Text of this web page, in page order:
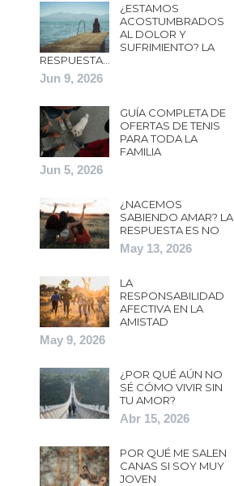
¿ESTAMOS
ACOSTUMBRADOS
AL DOLOR Y
SUFRIMIENTO? LA
RESPUESTA…
Jun 9, 2026
GUÍA COMPLETA DE
OFERTAS DE TENIS
PARA TODA LA
FAMILIA
Jun 5, 2026
¿NACEMOS
SABIENDO AMAR? LA
RESPUESTA ES NO
May 13, 2026
LA
RESPONSABILIDAD
AFECTIVA EN LA
AMISTAD
May 9, 2026
¿POR QUÉ AÚN NO
SÉ CÓMO VIVIR SIN
TU AMOR?
Abr 15, 2026
POR QUÉ ME SALEN
CANAS SI SOY MUY
JOVEN